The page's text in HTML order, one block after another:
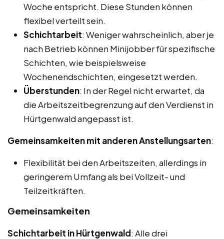
Woche entspricht. Diese Stunden können
flexibel verteilt sein.
Schichtarbeit: Weniger wahrscheinlich, aber je
nach Betrieb können Minijobber für spezifische
Schichten, wie beispielsweise
Wochenendschichten, eingesetzt werden.
Überstunden: In der Regel nicht erwartet, da
die Arbeitszeitbegrenzung auf den Verdienst in
Hürtgenwald angepasst ist.
Gemeinsamkeiten mit anderen Anstellungsarten:
Flexibilität bei den Arbeitszeiten, allerdings in
geringerem Umfang als bei Vollzeit- und
Teilzeitkräften.
Gemeinsamkeiten
Schichtarbeit in Hürtgenwald: Alle drei